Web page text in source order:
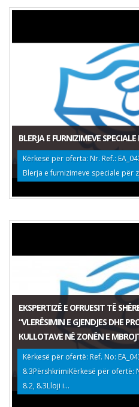
BLERJA E FURNIZIMEVE SPECIALE
Kërkesë për oferta: Nr. Ref.:
Blerja e furnizimeve speciale për
EKSPERTIZË E OFRUESIT TË
“VLERËSIMIN E GJENDJES DHE
KULLOTAVE NË ZONËN E
Kërkesë për ofertë: Ref. No:
8.3PërshkrimiKërkesë për ofertë:
8.2, 8.3Lloji i...